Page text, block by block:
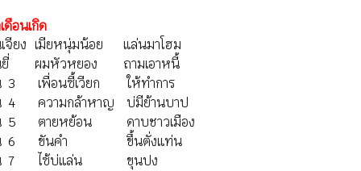
ดือนเกิด
จียง เมียหนุ่มน้อย
แล่นมาโฮม
ผมหัวหยอง
ถามเอาหนี้
3
เพื่อนซี้เวียก
ให้ทำการ
4
ความกล้าหาญ
บ่มีย้านบาป
5
ตายหย้อน
ดาบชาวเมือง
6
ขันคำ
ขึ้นตั่งแท่น
7
ไซ้บ่แล่น
ขุนปง